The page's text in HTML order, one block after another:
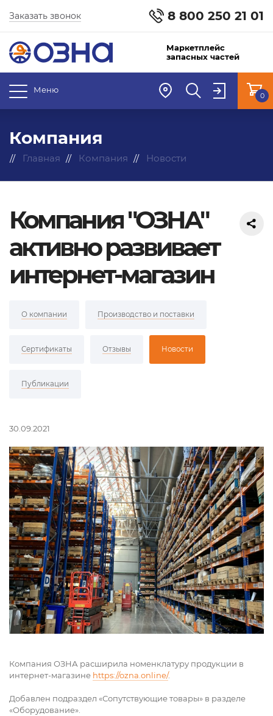
8 800 250 21 01
Заказать звонок
Маркетплейс
запасных частей
Меню
0
Компания
Главная Компания Новости
Компания "ОЗНА"
активно развивает
интернет-магазин
О компании Производство и поставки
Сертификаты Отзывы Новости
Публикации
30.09.2021
Компания ОЗНА расширила номенклатуру продукции в
интернет-магазине https://ozna.online/.
Добавлен подраздел «Сопутствующие товары» в разделе
«Оборудование».